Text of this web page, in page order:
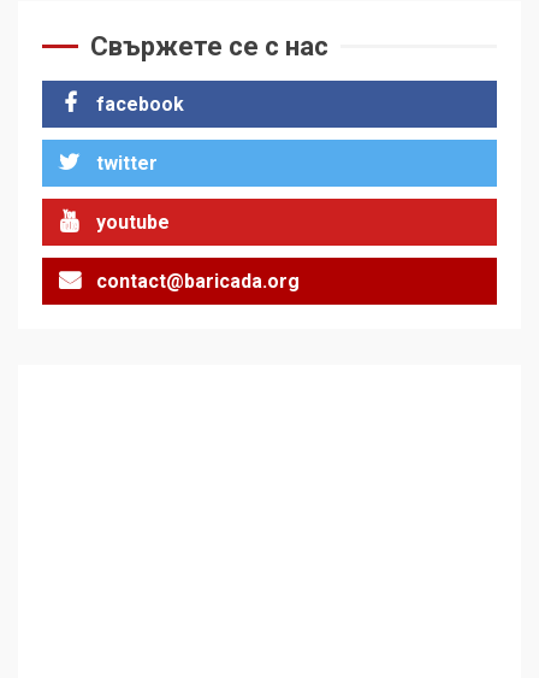
Свържете се с нас
facebook
twitter
youtube
contact@baricada.org